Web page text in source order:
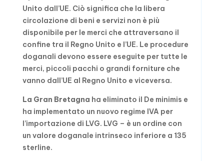
Unito dall’UE. Ciò significa che la libera
circolazione di beni e servizi non è più
disponibile per le merci che attraversano il
confine tra il Regno Unito e l’UE. Le procedure
doganali devono essere eseguite per tutte le
merci, piccoli pacchi o grandi forniture che
vanno dall’UE al Regno Unito e viceversa.
La Gran Bretagna ha eliminato il De minimis e
ha implementato un nuovo regime IVA per
l’importazione di LVG. LVG – è un ordine con
un valore doganale intrinseco inferiore a 135
sterline.